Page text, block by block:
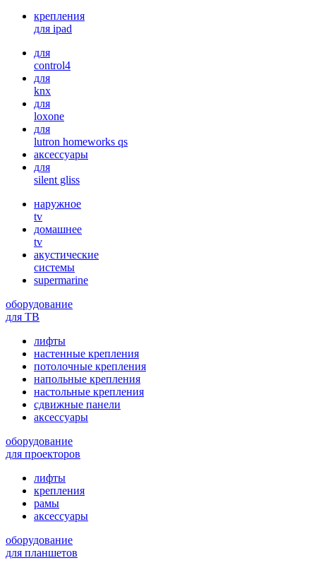
крепления
для ipad
для
control4
для
knx
для
loxone
для
lutron homeworks qs
аксессуары
для
silent gliss
наружное
tv
домашнее
tv
акустические
системы
supermarine
оборудование
для ТВ
лифты
настенные крепления
потолочные крепления
напольные крепления
настольные крепления
сдвижные панели
аксессуары
оборудование
для проекторов
лифты
крепления
рамы
аксессуары
оборудование
для планшетов